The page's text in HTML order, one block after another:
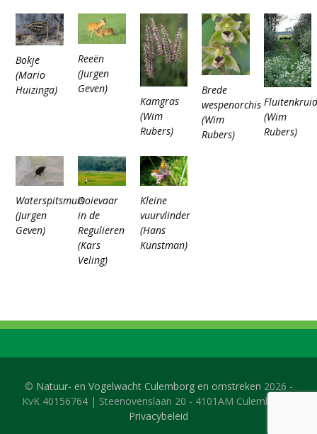
Bokje
(Mario
Huizinga)
Reeën
(Jurgen
Geven)
Kamgras
(Wim
Rubers)
Brede
wespenorchis
(Wim
Rubers)
Fluitenkruid
(Wim
Rubers)
Waterspitsmuis
(Jurgen
Geven)
Ooievaar
in de
Regulieren
(Kars
Veling)
Kleine
vuurvlinder
(Hans
Kunstman)
© Natuur- en Vogelwacht Culemborg en omstreken 2026 -
KvK 40156764 | Steenovenslaan 20 - 4101AM Culemborg |
Privacybeleid